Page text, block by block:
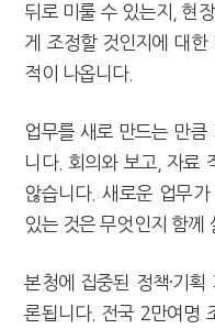
뒤로 미룰 수 있는지, 현
게 조정할 것인지에 대한
적이 나옵니다.
업무를 새로 만드는 만큼
니다. 회의와 보고, 자료
않습니다. 새로운 업무
있는 것은 무엇인지 함께
본청에 집중된 정책·기
론됩니다. 전국 2만여명